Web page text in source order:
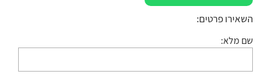
השאירו פרטים:
שם מלא: